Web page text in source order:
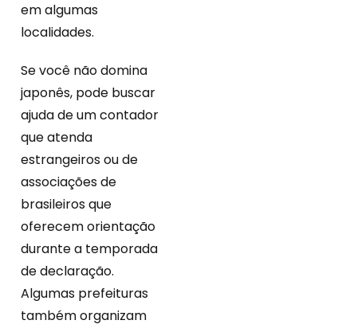
em algumas
localidades.
Se você não domina
japonês, pode buscar
ajuda de um contador
que atenda
estrangeiros ou de
associações de
brasileiros que
oferecem orientação
durante a temporada
de declaração.
Algumas prefeituras
também organizam